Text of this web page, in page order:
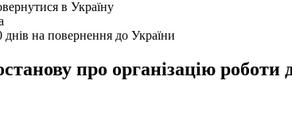
на повернення до України
про організацію роботи